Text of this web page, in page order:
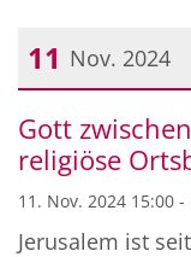
11 Nov. 2024
Datum: 11.
Gott
religiöse
11. Nov. 2024 15:00
Jerusalem ist